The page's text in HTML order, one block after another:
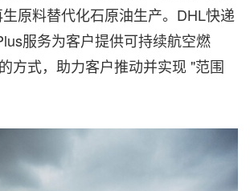
原料替代化石原油生产。DHL快递
服务为客户提供可持续航空燃
方式，助力客户推动并实现 "范围